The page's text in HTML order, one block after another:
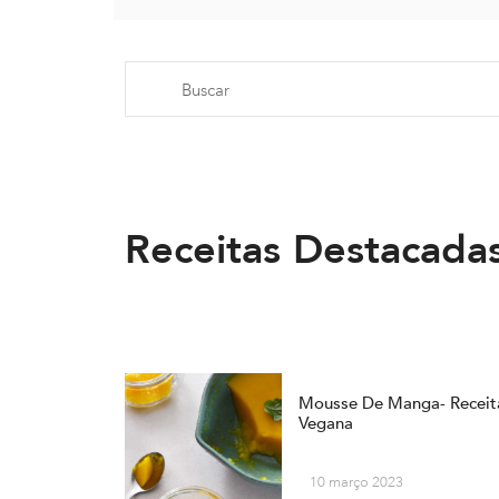
Receitas
Mousse De Manga-
Vegana
10 março 2023